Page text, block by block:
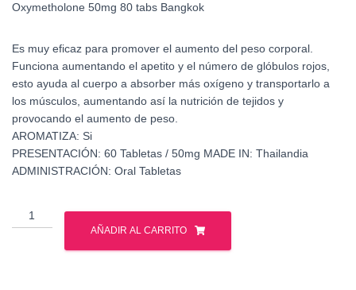
Oxymetholone 50mg 80 tabs Bangkok
Es muy eficaz para promover el aumento del peso corporal.
Funciona aumentando el apetito y el número de glóbulos rojos,
esto ayuda al cuerpo a absorber más oxígeno y transportarlo a
los músculos, aumentando así la nutrición de tejidos y
provocando el aumento de peso.
AROMATIZA: Si
PRESENTACIÓN: 60 Tabletas / 50mg MADE IN: Thailandia
ADMINISTRACIÓN: Oral Tabletas
Oxymetholone
50mg
AÑADIR AL CARRITO